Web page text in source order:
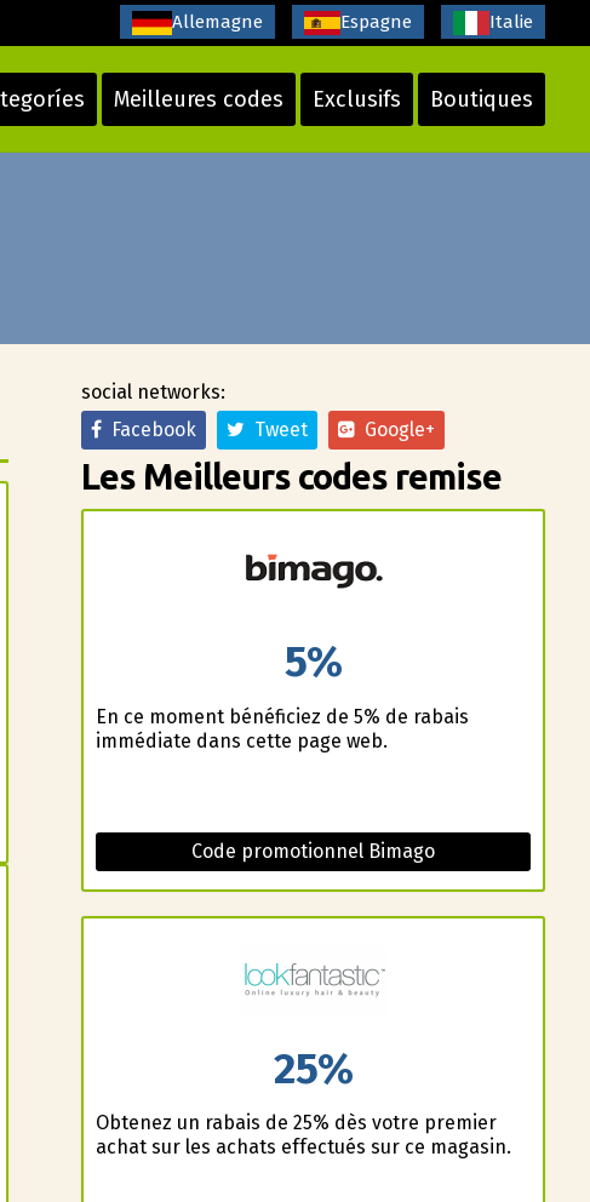
Meilleures codes Exclusifs Boutiques
Allemagne Espagne Italie
social networks:
Facebook
Tweet Google+
Les Meilleurs codes remise
5%
En ce moment bénéficiez de 5% de rabais
immédiate dans cette page web.
Code promotionnel Bimago
25%
Obtenez un rabais de 25% dès votre premier
achat sur les achats effectués sur ce magasin.